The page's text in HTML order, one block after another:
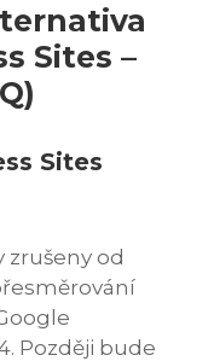
Sites –
Sites
zrušeny od
Později bude